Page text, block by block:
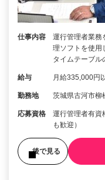
仕事内容
運行管理者業務
理ソフトを使用
タイムテーブル
給与 月給335,000円
勤務地 茨城県古河市柳
応募資格
運行管理者有資
も歓迎）
後で見る